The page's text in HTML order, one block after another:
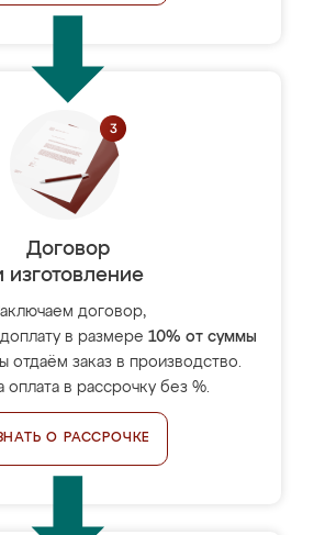
Договор
изготовление
договор,
в размере 10% от суммы
отдаём заказ в производство.
оплата в рассрочку без %.
О РАССРОЧКЕ